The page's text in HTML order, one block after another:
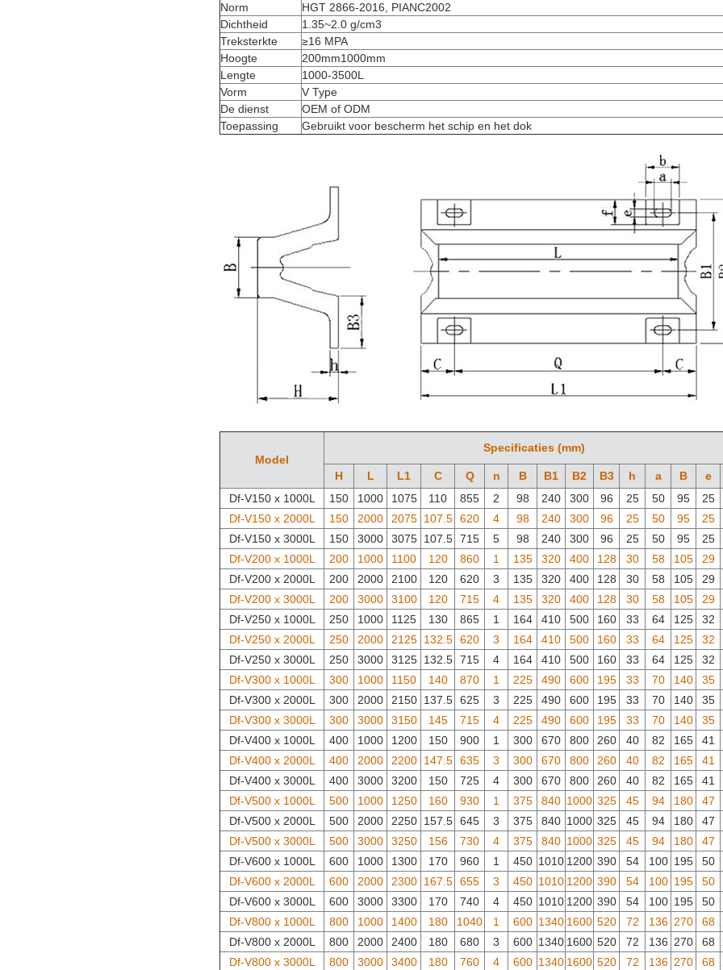
Norm
HGT 2866-2016, PIANC2002
Dichtheid
1.35~2.0 g/cm3
Treksterkte
≥16 MPA
Hoogte
200mm1000mm
Lengte
1000-3500L
Vorm
V Type
De dienst
OEM of ODM
Toepassing
Gebruikt voor bescherm het schip en het dok
Model
Specificaties (mm)
H L L1 C Q n B B1 B2 B3 h a B
e
Df-V150 x 1000L
150 1000 1075 110 855 2 98 240 300 96 25 50 95
25
Df-V150 x 2000L
150 2000 2075 107.5 620 4 98 240 300 96 25 50 95
25
Df-V150 x 3000L
150 3000 3075 107.5 715 5 98 240 300 96 25 50 95
25
Df-V200 x 1000L
200 1000 1100 120 860 1 135 320 400 128 30 58 105
29
Df-V200 x 2000L
200 2000 2100 120 620 3 135 320 400 128 30 58 105
29
Df-V200 x 3000L
200 3000 3100 120 715 4 135 320 400 128 30 58 105
29
Df-V250 x 1000L
250 1000 1125 130 865 1 164 410 500 160 33 64 125
32
Df-V250 x 2000L
250 2000 2125 132.5 620 3 164 410 500 160 33 64 125
32
Df-V250 x 3000L
250 3000 3125 132.5 715 4 164 410 500 160 33 64 125
32
Df-V300 x 1000L
300 1000 1150 140 870 1 225 490 600 195 33 70 140 35
Df-V300 x 2000L
300 2000 2150 137.5 625 3 225 490 600 195 33 70 140 35
Df-V300 x 3000L
300 3000 3150 145 715 4 225 490 600 195 33 70 140 35
Df-V400 x 1000L
400 1000 1200 150 900 1 300 670 800 260 40 82 165 41
Df-V400 x 2000L
400 2000 2200 147.5 635 3 300 670 800 260 40 82 165 41
Df-V400 x 3000L
400 3000 3200 150 725 4 300 670 800 260 40 82 165 41
Df-V500 x 1000L
500 1000 1250 160 930 1 375 840 1000 325 45 94 180 47
Df-V500 x 2000L
500 2000 2250 157.5 645 3 375 840 1000 325 45 94 180 47
Df-V500 x 3000L
500 3000 3250 156 730 4 375 840 1000 325 45 94 180 47
Df-V600 x 1000L
600 1000 1300 170 960 1 450 1010 1200 390 54 100 195 50
Df-V600 x 2000L
600 2000 2300 167.5 655 3 450 1010 1200 390 54 100 195 50
Df-V600 x 3000L
600 3000 3300 170 740 4 450 1010 1200 390 54 100 195 50
Df-V800 x 1000L
800 1000 1400 180 1040 1 600 1340 1600 520 72 136 270 68
Df-V800 x 2000L
800 2000 2400 180 680 3 600 1340 1600 520 72 136 270 68
Df-V800 x 3000L
800 3000 3400 180 760 4 600 1340 1600 520 72 136 270 68